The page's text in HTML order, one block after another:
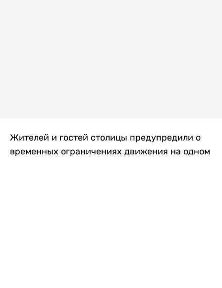
Жителей и гостей столицы предупредили о
временных ограничениях движения на одном